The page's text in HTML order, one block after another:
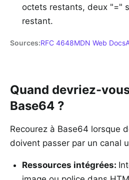
octets restants, deux "="
restant.
Sources:RFC 4648MDN Web Docs
Quand devriez-
Base64 ?
Recourez à Base64 lorsque
doivent passer par un canal
Ressources intégrées: